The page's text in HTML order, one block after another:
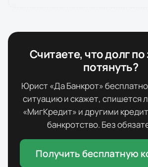
Считаете, что долг по
потянуть?
Юрист «Да Банкрот»
ситуацию и скажет, спишется
«МигКредит» и другими
банкротство. Без
Получить бесплатную